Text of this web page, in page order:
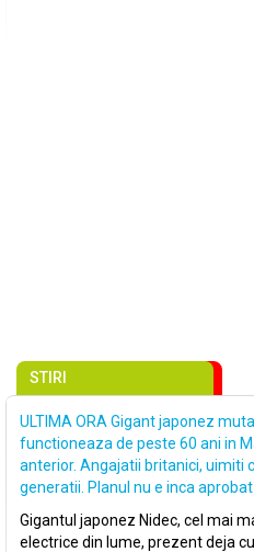
STIRI
ULTIMA ORA Gigant japonez
functioneaza de peste 60 ani in
anterior. Angajatii britanici, uimiti
generatii. Planul nu e inca aprobat
Gigantul japonez Nidec, cel mai
electrice din lume, prezent deja